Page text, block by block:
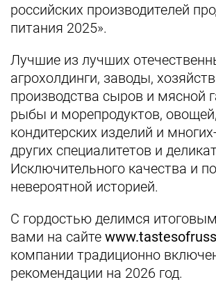
российских производителей
питания 2025».
Лучшие из лучших
агрохолдинги, заводы,
производства сыров и мясной
рыбы и морепродуктов,
кондитерских изделий и
других специалитетов и
Исключительного качества и
невероятной историей.
С гордостью делимся
вами на сайте
компании традиционно
рекомендации на 2026 год.